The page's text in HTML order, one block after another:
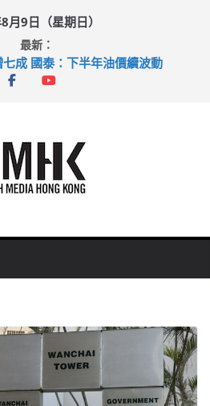
月9日（星期日）
最新：
成 國泰：下半年油價續波動
挫維拉 啟德主場館奪錦標